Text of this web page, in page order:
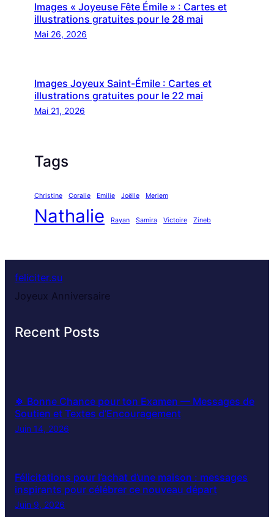
Images « Joyeuse Fête Émile » : Cartes et
illustrations gratuites pour le 28 mai
Mai 26, 2026
Images Joyeux Saint-Émile : Cartes et
illustrations gratuites pour le 22 mai
Mai 21, 2026
Tags
Christine Coralie Emilie Joëlle Meriem
Nathalie Rayan Samira Victoire Zineb
feliciter.su
Joyeux Anniversaire
Recent Posts
🍀 Bonne Chance pour ton Examen — Messages de
Soutien et Textes d’Encouragement
Juin 14, 2026
Félicitations pour l’achat d’une maison : messages
inspirants pour célébrer ce nouveau départ
Juin 9, 2026